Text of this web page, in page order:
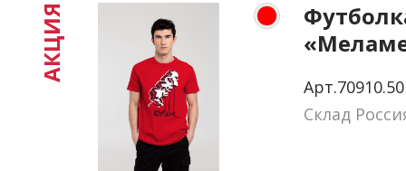
размер S
Склад
АКЦИЯ